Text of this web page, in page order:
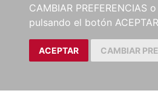
CAMBIAR PREFERENCIAS
pulsando el botón
ACEPTAR CAMBIAR